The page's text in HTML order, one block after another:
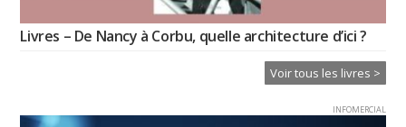
Livres – De Nancy à Corbu, quelle architecture d’ici ?
Voir tous les livres >
INFOMERCIAL